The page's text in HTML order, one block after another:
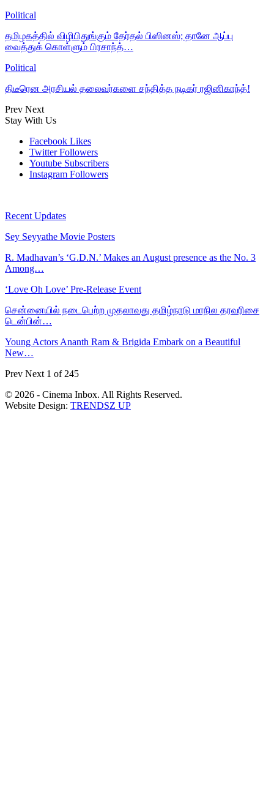
Political
தமிழகத்தில் விழிபிதுங்கும் தேர்தல் பிஸினஸ்; தானே ஆப்பு
வைத்துக் கொள்ளும் பிரசாந்த்…
Political
திடீரென அரசியல் தலைவர்களை சந்தித்த நடிகர் ரஜினிகாந்த்!
Prev Next
Stay With Us
Facebook Likes
Twitter Followers
Youtube Subscribers
Instagram Followers
Recent Updates
Sey Seyyathe Movie Posters
R. Madhavan’s ‘G.D.N.’ Makes an August presence as the No. 3
Among…
‘Love Oh Love’ Pre-Release Event
சென்னையில் நடைபெற்ற முதலாவது தமிழ்நாடு மாநில தரவரிசை
டென்பின்…
Young Actors Ananth Ram & Brigida Embark on a Beautiful
New…
Prev Next 1 of 245
© 2026 - Cinema Inbox. All Rights Reserved.
Website Design: TRENDSZ UP